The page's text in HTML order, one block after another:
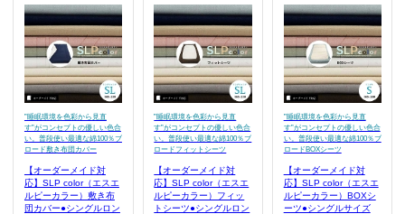
”睡眠環境を色彩から見直
す”がコンセプトの優しい色合
い。普段使い最適な綿100％ブ
ロード敷き布団カバー
【オーダーメイド対
応】SLP color（エスエ
ルピーカラー）敷き布
団カバー●シングルロン
”睡眠環境を色彩から見直
す”がコンセプトの優しい色合
い。普段使い最適な綿100％ブ
ロードフィットシーツ
【オーダーメイド対
応】SLP color（エスエ
ルピーカラー）フィッ
トシーツ●シングルロン
”睡眠環境を色彩から見直
す”がコンセプトの優しい色合
い。普段使い最適な綿100％ブ
ロードBOXシーツ
【オーダーメイド対
応】SLP color（エスエ
ルピーカラー）BOXシ
ーツ●シングルサイズ